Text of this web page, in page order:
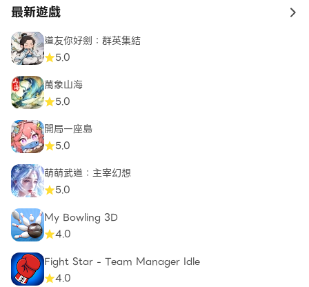
最新遊戲 to
道友你好劍：群英集結
5.0
萬象山海
5.0
開局一座島
5.0
萌萌武道：主宰幻想
5.0
My Bowling 3D
4.0
Fight Star - Team Manager Idle
4.0